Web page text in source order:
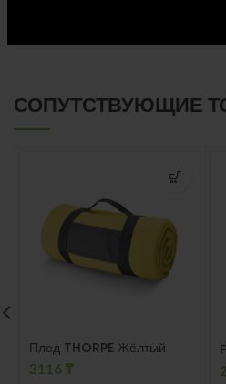
СОПУТСТВУЮЩИЕ
Плед THORPE Жёлтый
3116 ₸